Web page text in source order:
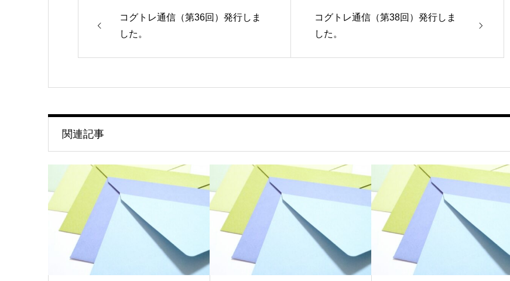
コグトレ通信（第36回）発行しま
した。
コグトレ通信（第38回）発行しま
した。
関連記事